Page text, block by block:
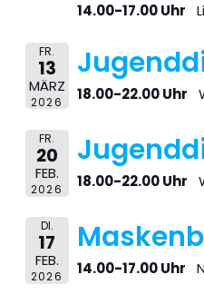
14.00-17.00 Uhr
FR.
13
MÄRZ
2026 18.00-22.00 Uhr
FR.
20
FEB.
2026 18.00-22.00 Uhr
DI.
17
FEB.
2026 14.00-17.00 Uhr